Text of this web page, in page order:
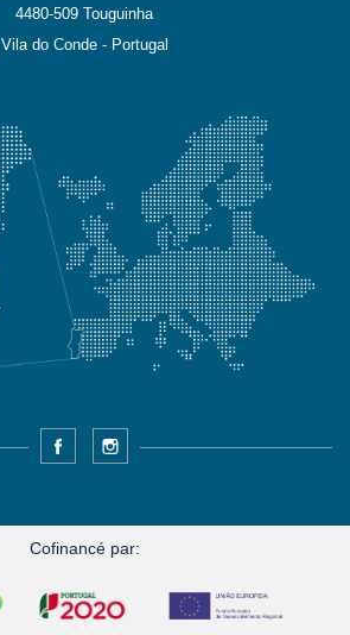
4480-509 Touguinha
Vila do Conde - Portugal
Facebook
Cofinancé par: